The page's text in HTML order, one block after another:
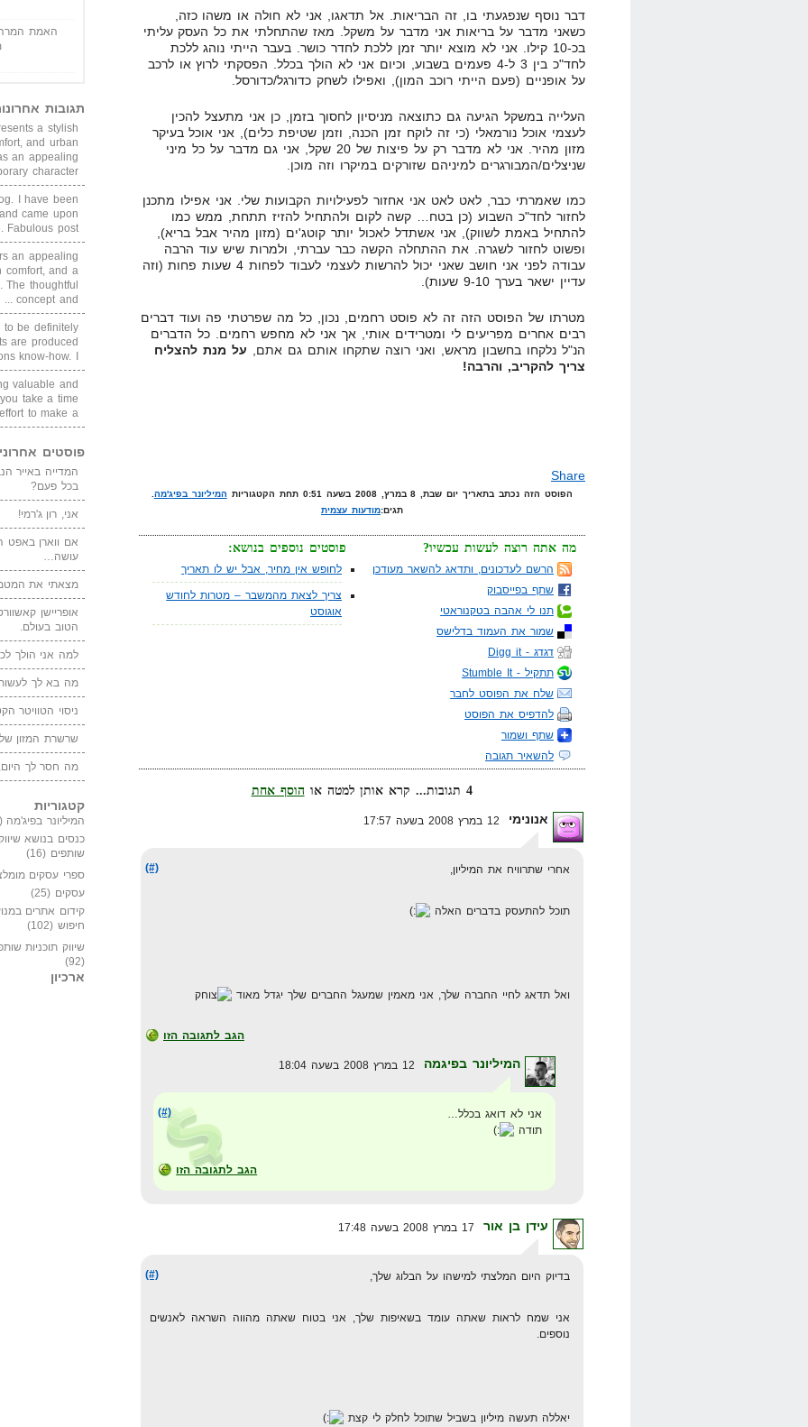
דבר נוסף שנפגעתי בו, זה הבריאות. אל תדאגו, אני לא חולה או משהו כזה,
כשאני מדבר על בריאות אני מדבר על משקל. מאז שהתחלתי את כל העסק עליתי
בכ-10 קילו. אני לא מוצא יותר זמן ללכת לחדר כושר. בעבר הייתי נוהג ללכת
לחד"כ בין 3 ל-4 פעמים בשבוע, וכיום אני לא הולך בכלל. הפסקתי לרוץ או לרכב
על אופניים (פעם הייתי רוכב המון), ואפילו לשחק כדורגל/כדורסל.
העלייה במשקל הגיעה גם כתוצאה מניסיון לחסוך בזמן, כן אני מתעצל להכין
לעצמי אוכל נורמאלי (כי זה לוקח זמן הכנה, וזמן שטיפת כלים), אני אוכל בעיקר
מזון מהיר. אני לא מדבר רק על פיצות של 20 שקל, אני גם מדבר על כל מיני
שניצלים/המבורגרים למיניהם שזורקים במיקרו וזה מוכן.
כמו שאמרתי כבר, לאט לאט אני אחזור לפעילויות הקבועות שלי. אני אפילו מתכנן
לחזור לחד"כ השבוע (כן בטח… קשה לקום ולהתחיל להזיז תתחת, ממש כמו
להתחיל באמת לשווק), אני אשתדל לאכול יותר קוטג'ים (מזון מהיר אבל בריא),
ופשוט לחזור לשגרה. את ההתחלה הקשה כבר עברתי, ולמרות שיש עוד הרבה
עבודה לפני אני חושב שאני יכול להרשות לעצמי לעבוד לפחות 4 שעות פחות (וזה
עדיין ישאר בערך 9-10 שעות).
מטרתו של הפוסט הזה זה לא פוסט רחמים, נכון, כל מה שפרטתי פה ועוד דברים
רבים אחרים מפריעים לי ומטרידים אותי, אך אני לא מחפש רחמים. כל הדברים
הנ"ל נלקחו בחשבון מראש, ואני רוצה שתקחו אותם גם אתם, על מנת להצליח
צריך להקריב, והרבה!
Share
הפוסט הזה נכתב בתאריך יום שבת, 8 במרץ, 2008 בשעה 0:51 תחת הקטגוריות המיליונר בפיג'מה
תגים:מודעות עצמית
פוסטים נוספים בנושא:
לחופש אין מחיר, אבל יש לו תאריך
צריך לצאת מהמשבר – מטרות לחודש
אוגוסט
מה אתה רוצה לעשות עכשיו?
הרשם לעדכונים, ותדאג להשאר מעודכן
שתף בפייסבוק
תנו לי אהבה בטקנוראטי
שמור את העמוד בדלישס
דגדג - Digg it
תתקיל - Stumble It
שלח את הפוסט לחבר
להדפיס את הפוסט
שתף ושמור
להשאיר תגובה
4 תגובות... קרא אותן למטה או
הוסף אחת
אנונימי
(#) אחרי שתרוויח את המיליון,
תוכל להתעסק בדברים האלה
ואל תדאג לחיי החברה שלך, אני מאמין שמעגל החברים שלך יגדל מאוד
הגב לתגובה הזו
המיליונר בפיגמה
(#)
אני לא דואג בכלל…
תודה
הגב לתגובה הזו
עידן בן אור17 במרץ 2008 בשעה 17:48
(#) בדיוק היום המלצתי למישהו על הבלוג שלך,
אני שמח לראות שאתה עומד בשאיפות שלך, אני בטוח שאתה מהווה השראה לאנשים
נוספים.
יאללה תעשה מיליון בשביל שתוכל לחלק לי קצת
האמת
תגובות
a stylish
and urban
an appealing
character, ...
I have been
came upon
post. ...
an appealing
comfort, and a
thoughtful
concept and ...
to be definitely
are produced
know-how. I ...
valuable and
take a time
to make a ...
פוסטים
בכל פעם?
אני, רון ג'רמי!
אם ווארן באפט
עושה…
מצאתי את
אופריישן
הטוב בעולם.
למה אני הולך
מה בא לך לעשות
ניסוי הטוויטר
שרשרת המזון
מה חסר לך
קטגוריות
המיליונר בפיג'מה (149)
כנסים בנושא
שותפים (16)
ספרי עסקים
עסקים (25)
קידום אתרים
חיפוש (102)
שיווק תוכניות
(92)
ארכיון